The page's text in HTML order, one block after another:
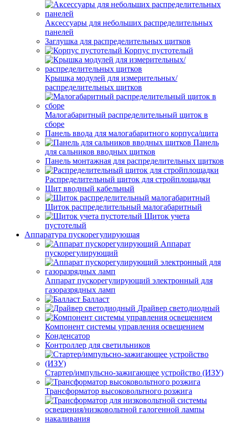
Аксессуары для небольших распределительных
панелей
Заглушка для распределительных щитков
Корпус пустотелый
Крышка модулей для измерительных/
распределительных щитков
Малогабаритный распределительный щиток в
сборе
Панель ввода для малогабаритного корпуса/щита
Панель
для сальников вводных щитков
Панель монтажная для распределительных щитков
Распределительный щиток для стройплощадки
Щит вводный кабельный
Щиток распределительный малогабаритный
Щиток учета
пустотелый
Аппаратура пускорегулирующая
Аппарат
пускорегулирующий
Аппарат пускорегулирующий электронный для
газоразрядных ламп
Балласт
Драйвер светодиодный
Компонент системы управления освещением
Конденсатор
Контроллер для светильников
Стартер/импульсно-зажигающее устройство (ИЗУ)
Трансформатор высоковольтного розжига